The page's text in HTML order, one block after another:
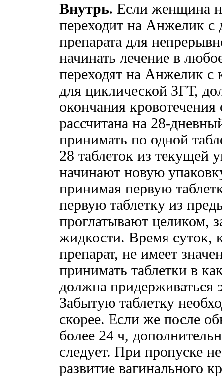
Внутрь. Если женщина
переходит на Анжелик с
препарата для
начинать лечение в
переходят на Анжелик с
для циклической ЗГТ,
окончания
рассчитана на 28-
принимать по одной
28 таблеток из текущей
начинают новую
принимая первую
первую таблетку из
проглатывают целиком,
жидкости. Время суток,
препарат, не имеет
принимать таблетки в
должна придерживаться
Забытую таблетку
скорее. Если же после
более 24 ч,
следует. При пропуске
развитие вагинального